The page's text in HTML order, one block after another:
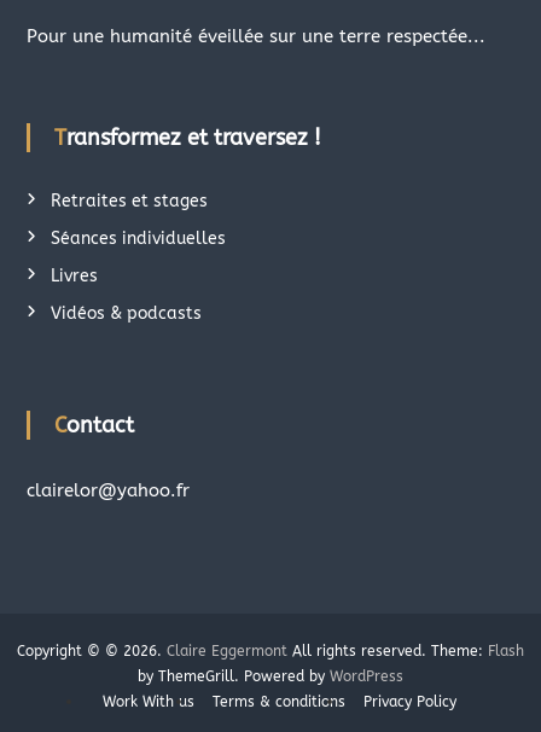
Pour une humanité éveillée sur une terre respectée...
Transformez et traversez !
Retraites et stages
Séances individuelles
Livres
Vidéos & podcasts
Contact
clairelor@yahoo.fr
Copyright © © 2026. Claire Eggermont All rights reserved. Theme: Flash
by ThemeGrill. Powered by WordPress
Work With us
Terms & conditions Privacy Policy